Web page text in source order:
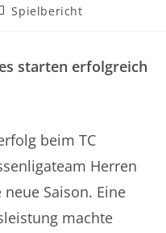
Spielbericht
starten erfolgreich
beim TC
Herren
neue Saison. Eine
machte